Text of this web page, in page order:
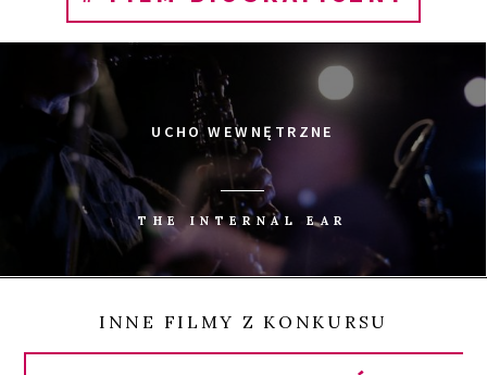
UCHO WEWNĘTRZNE
THE INTERNAL EAR
INNE FILMY Z KONKURSU